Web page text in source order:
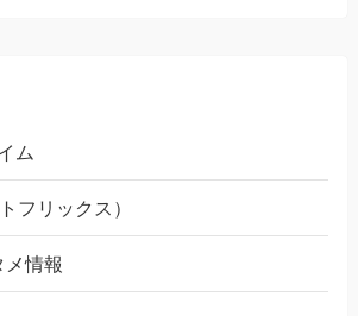
ム
フリックス）
情報